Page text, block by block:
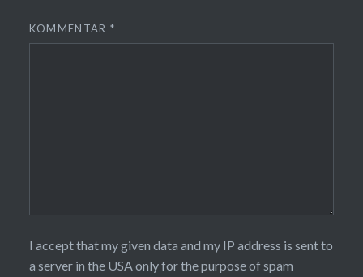
KOMMENTAR *
I accept that my given data and my IP address is sent to
a server in the USA only for the purpose of spam